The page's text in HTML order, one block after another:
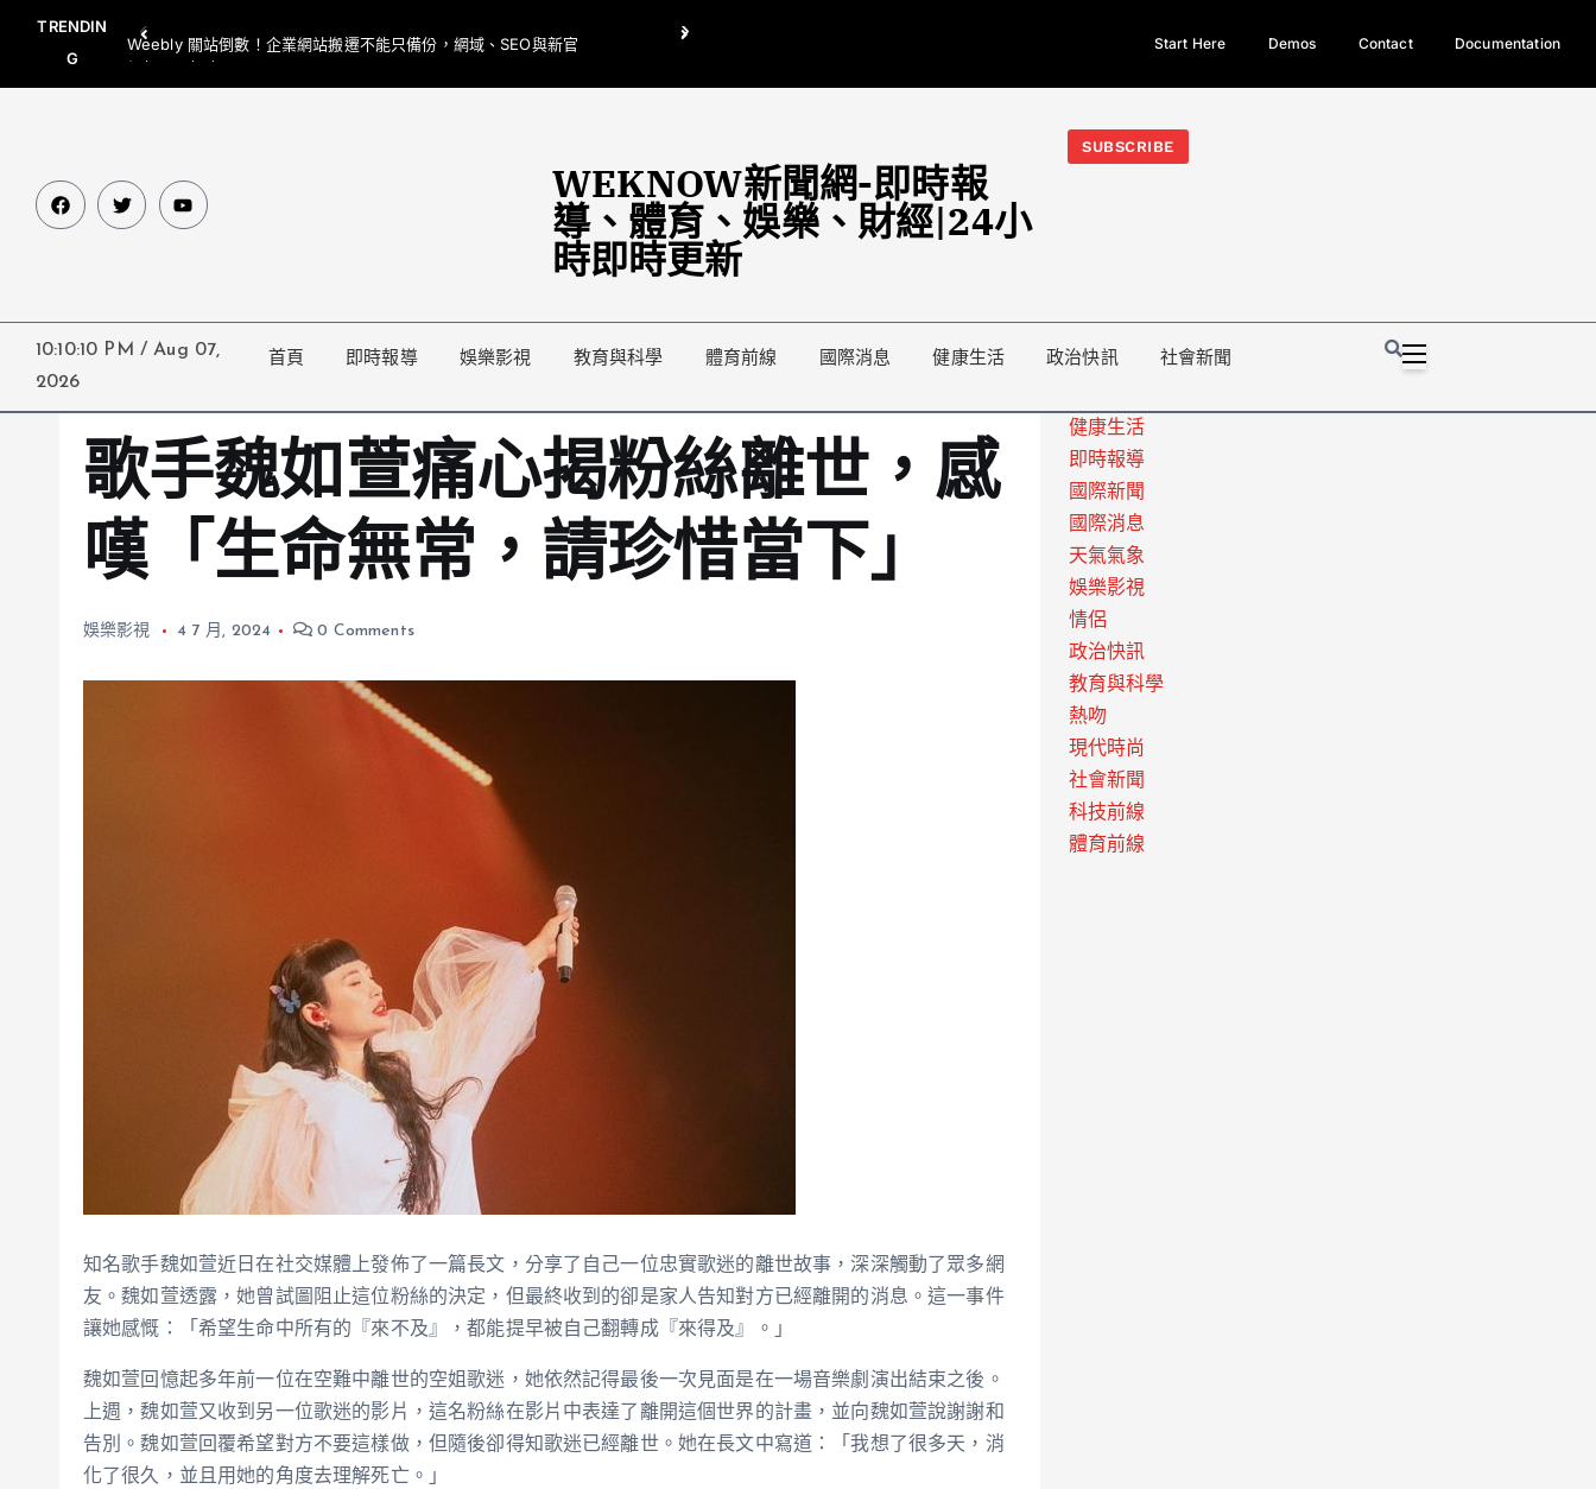
TRENDIN
G
Weebly 關站倒數！企業網站搬遷不能只備份，網域、SEO與新官
網都要一起處理
翁曉玲喊刪陸委會1295萬媒宣費惹議 梁文傑回「只能靠嘴巴」
今日熱門新聞TOP3｜西拉雅族正式成第17個原住民族、立院電競
光電場回
Start Here Demos Contact Documentation
WEKNOW新聞網-即時報
導、體育、娛樂、財經|24小
時即時更新
SUBSCRIBE
10:10:11 PM /
Aug 07,
2026
首頁 即時報導 娛樂影視 教育與科學 體育前線 國際消息 健康生活 政治快訊 社會新聞
歌手魏如萱痛心揭粉絲離世，感
嘆「生命無常，請珍惜當下」
娛樂影視 4 7 月, 2024 0 Comments
知名歌手魏如萱近日在社交媒體上發佈了一篇長文，分享了自己一位忠實歌迷的離世故事，深深觸動了眾多網
友。魏如萱透露，她曾試圖阻止這位粉絲的決定，但最終收到的卻是家人告知對方已經離開的消息。這一事件
讓她感慨：「希望生命中所有的『來不及』，都能提早被自己翻轉成『來得及』。」
魏如萱回憶起多年前一位在空難中離世的空姐歌迷，她依然記得最後一次見面是在一場音樂劇演出結束之後。
上週，魏如萱又收到另一位歌迷的影片，這名粉絲在影片中表達了離開這個世界的計畫，並向魏如萱說謝謝和
告別。魏如萱回覆希望對方不要這樣做，但隨後卻得知歌迷已經離世。她在長文中寫道：「我想了很多天，消
化了很久，並且用她的角度去理解死亡。」
健康生活
即時報導
國際新聞
國際消息
天氣氣象
娛樂影視
情侶
政治快訊
教育與科學
熱吻
現代時尚
社會新聞
科技前線
體育前線